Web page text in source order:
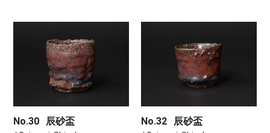
No.30 辰砂盃 No.32 辰砂盃